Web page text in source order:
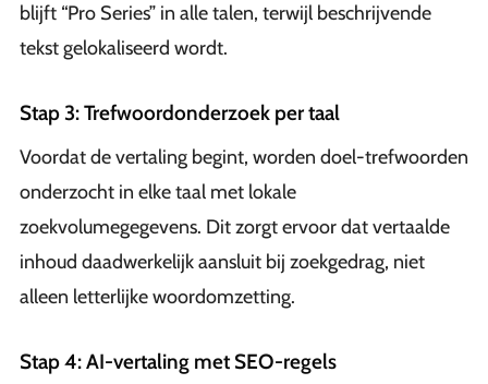
blijft “Pro Series” in alle talen, terwijl beschrijvende
tekst gelokaliseerd wordt.
Stap 3: Trefwoordonderzoek per taal
Voordat de vertaling begint, worden doel-trefwoorden
onderzocht in elke taal met lokale
zoekvolumegegevens. Dit zorgt ervoor dat vertaalde
inhoud daadwerkelijk aansluit bij zoekgedrag, niet
alleen letterlijke woordomzetting.
Stap 4: AI-vertaling met SEO-regels